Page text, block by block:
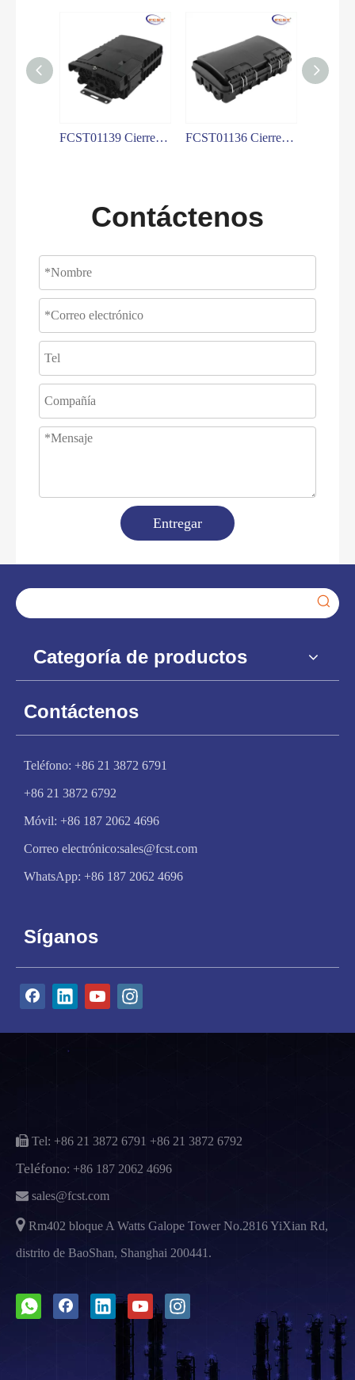
FCST01139 Cierre de terminal de acceso de fibra FCST01136 Cierre de terminal de acceso de fibra
Contáctenos
Entregar
Categoría de productos
Contáctenos
Teléfono: +86 21 3872 6791
+86 21 3872 6792
Móvil: +86 187 2062 4696
Correo electrónico:sales@fcst.com
WhatsApp: +86 187 2062 4696
Síganos
 Tel: +86 21 3872 6791 +86 21 3872 6792
Teléfono: +86 187 2062 4696
 sales@fcst.com
 Rm402 bloque A Watts Galope Tower No.2816 YiXian Rd,
distrito de BaoShan, Shanghai 200441.